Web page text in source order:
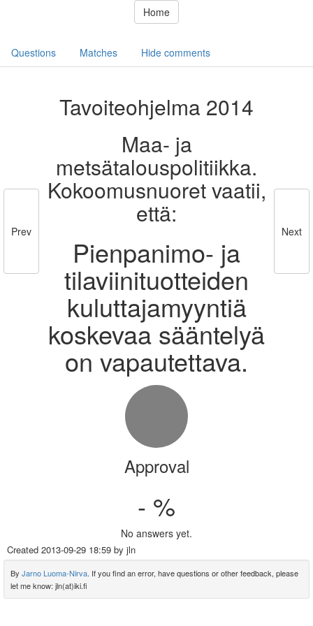
Home
Questions Matches Hide comments
Prev
Tavoiteohjelma 2014
Maa- ja
metsätalouspolitiikka.
Kokoomusnuoret vaatii,
että:
Pienpanimo- ja
tilaviinituotteiden
kuluttajamyyntiä
koskevaa sääntelyä
on vapautettava.
Next
Approval
- %
No answers yet.
Created 2013-09-29 18:59 by jln
By Jarno Luoma-Nirva. If you find an error, have questions or other feedback, please
let me know: jln(at)iki.fi